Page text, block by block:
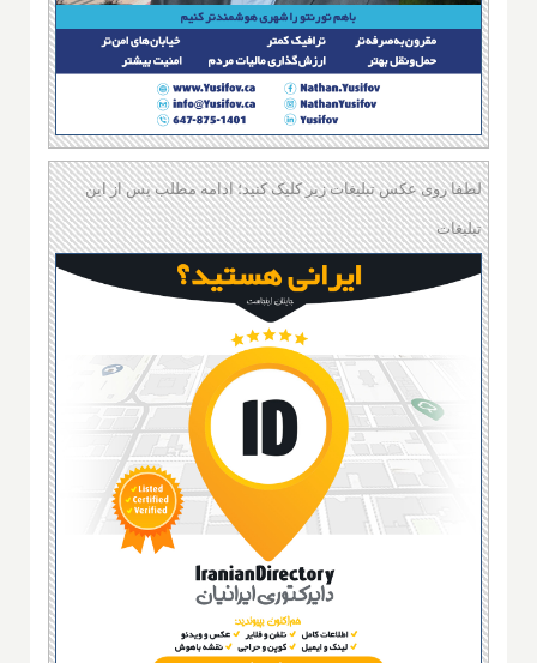
لطفا روی عکس تبلیغات زیر کلیک کنید؛ ادامه مطلب پس از این
تبلیغات